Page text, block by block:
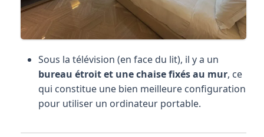
Sous la télévision (en face du lit), il y a un
bureau étroit et une chaise fixés au mur, ce
qui constitue une bien meilleure configuration
pour utiliser un ordinateur portable.